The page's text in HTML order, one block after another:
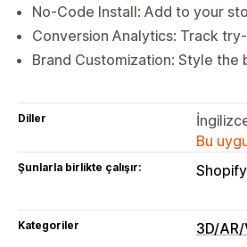
No-Code Install: Add to your
Conversion Analytics: Track
Brand Customization: Style
Diller
Bu
Şunlarla birlikte çalışır:
Kategoriler 3D/AR/